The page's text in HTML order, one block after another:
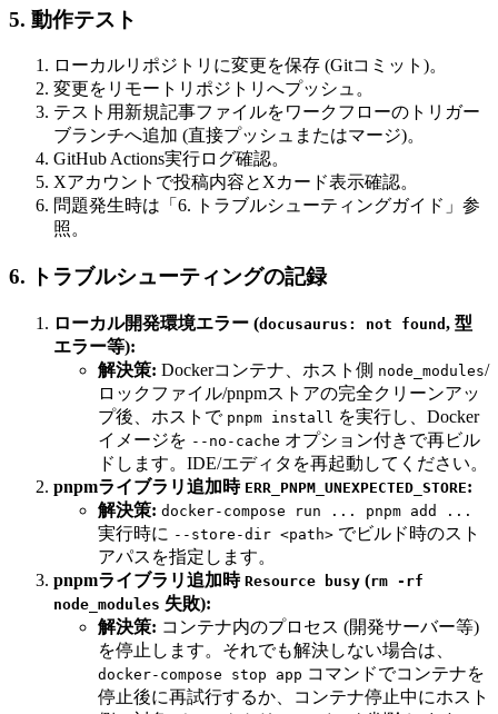
5. 動作テスト
ローカルリポジトリに変更を保存 (Gitコミット)。
変更をリモートリポジトリへプッシュ。
テスト用新規記事ファイルをワークフローのトリガー
ブランチへ追加 (直接プッシュまたはマージ)。
GitHub Actions実行ログ確認。
Xアカウントで投稿内容とXカード表示確認。
問題発生時は「6. トラブルシューティングガイド」参
照。
6. トラブルシューティングの記録
ローカル開発環境エラー (docusaurus: not found , 型
エラー等):
解決策: Dockerコンテナ、ホスト側 node_modules/
ロックファイル/pnpmストアの完全クリーンアッ
プ後、ホストで pnpm install を実行し、Docker
イメージを --no-cache オプション付きで再ビル
ドします。IDE/エディタを再起動してください。
pnpmライブラリ追加時 ERR_PNPM_UNEXPECTED_STORE:
解決策: docker-compose run ... pnpm add ...
実行時に --store-dir <path> でビルド時のスト
アパスを指定します。
pnpmライブラリ追加時 Resource busy (rm -rf
node_modules 失敗):
解決策: コンテナ内のプロセス (開発サーバー等)
を停止します。それでも解決しない場合は、
docker-compose stop app コマンドでコンテナを
停止後に再試行するか、コンテナ停止中にホスト